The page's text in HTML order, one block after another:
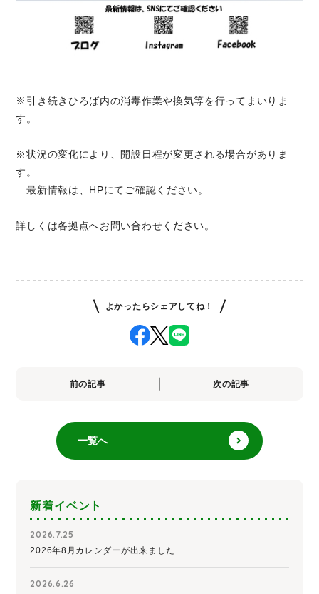
※引き続きひろば内の消毒作業や換気等を行ってまいりま
す。
※状況の変化により、開設日程が変更される場合がありま
す。
最新情報は、HPにてご確認ください。
詳しくは各拠点へお問い合わせください。
よかったらシェアしてね！
前の記事 次の記事
一覧へ
新着イベント
2026.7.25
2026年8月カレンダーが出来ました
2026.6.26